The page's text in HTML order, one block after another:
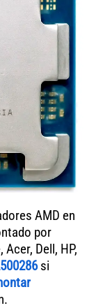
AMD en
por
Dell, HP,
si